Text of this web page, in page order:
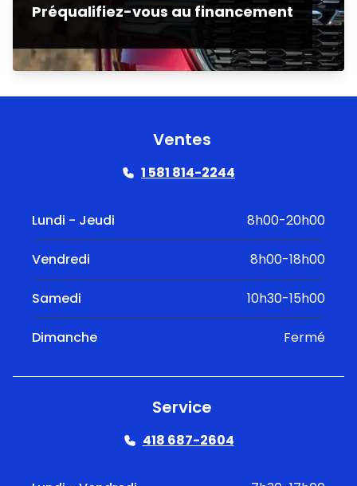
Préqualifiez-vous au financement
Ventes
1 581 814-2244
Lundi - Jeudi 8h00-20h00
Vendredi 8h00-18h00
Samedi 10h30-15h00
Dimanche Fermé
Service
418 687-2604